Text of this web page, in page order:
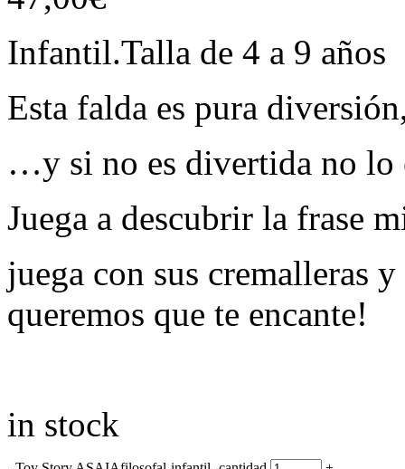
Infantil.Talla de 4 a 9 años
Esta falda es pura
…y si no es divertida no lo
Juega a descubrir la frase
juega con sus cremalleras
queremos que te encante!
in stock